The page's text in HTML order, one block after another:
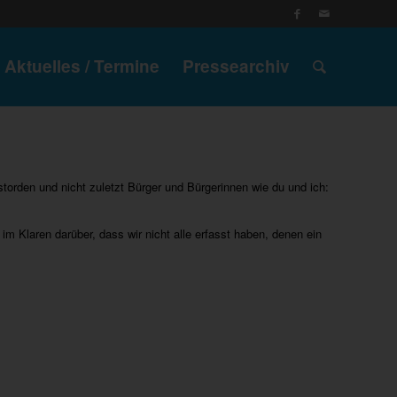
Aktuelles / Termine Pressearchiv
und nicht zuletzt Bürger und Bürgerinnen wie du und ich:
Klaren darüber, dass wir nicht alle erfasst haben, denen ein